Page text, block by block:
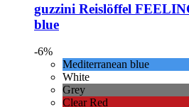
guzzini Reislöffel
blue
-6%
Mediterranean blue
White
Grey
Clear Red